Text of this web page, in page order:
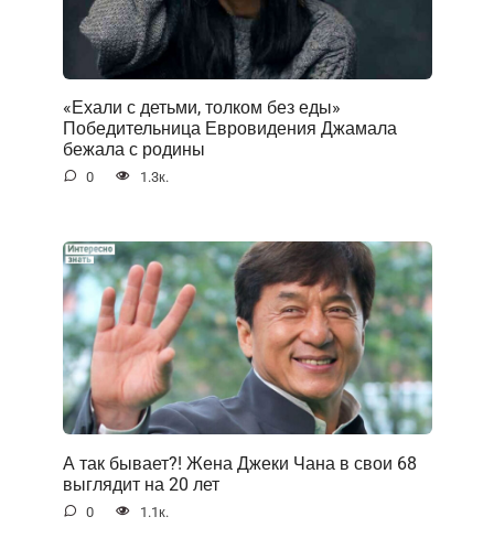
«Ехали с детьми, толком без еды»
Победительница Евровидения Джамала
бежала с родины
0 1.3к.
А так бывает?! Жена Джеки Чана в свои 68
выглядит на 20 лет
0 1.1к.